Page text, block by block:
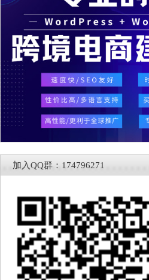
加入QQ群：174796271